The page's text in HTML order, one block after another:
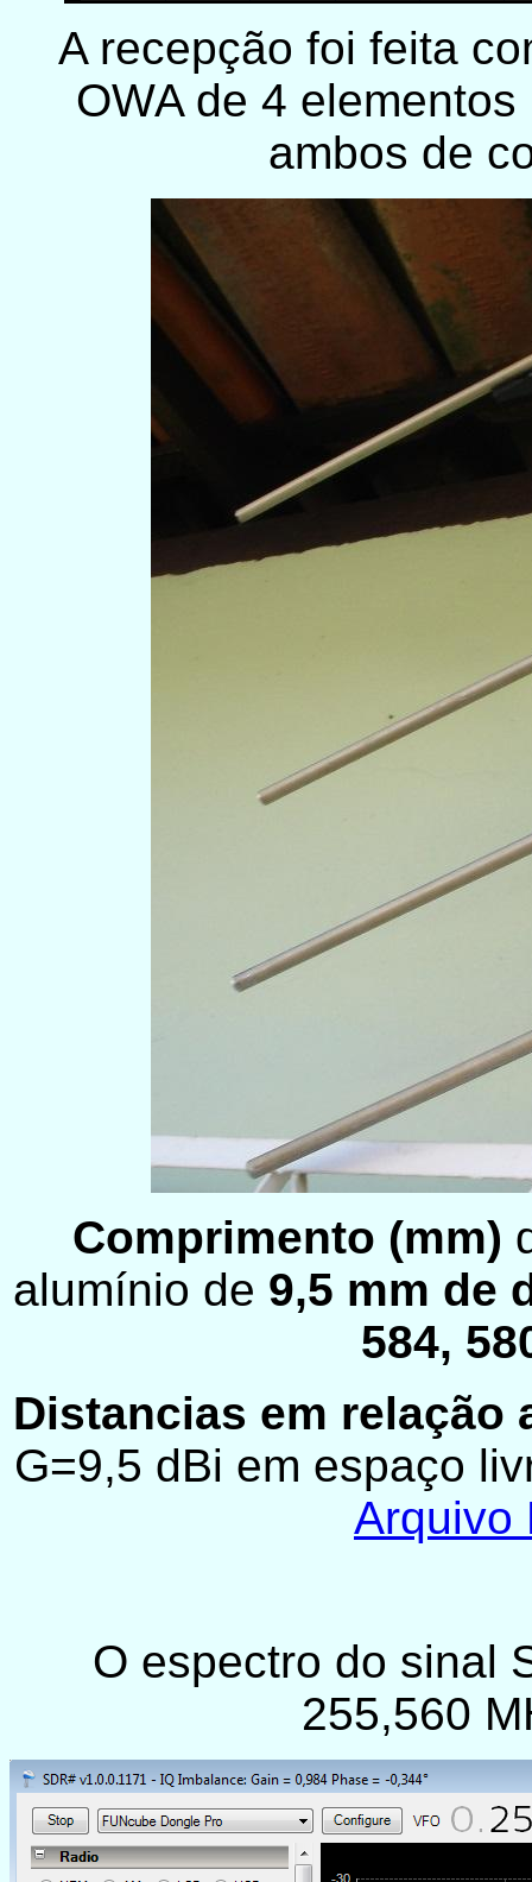
A recepção foi feita
OWA de 4
ambos de
Comprimento (mm)
alumínio de 9,5 mm de
584,
Distancias em relação
G=9,5 dBi em espaço
Arquivo
O espectro do sinal
255,560